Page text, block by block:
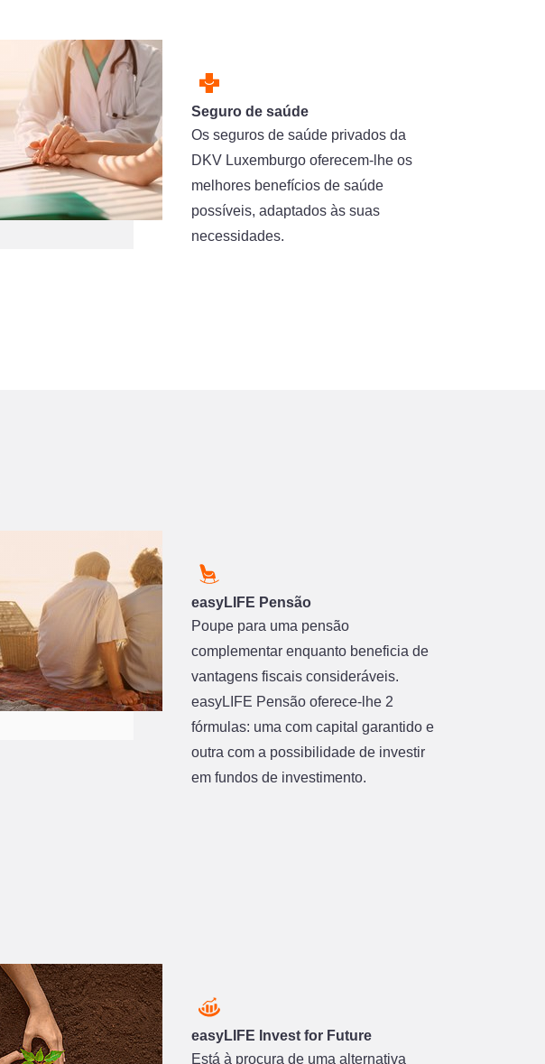
Seguro de saúde
Os seguros de saúde privados da
DKV Luxemburgo oferecem-lhe os
melhores benefícios de saúde
possíveis, adaptados às suas
necessidades.
easyLIFE Pensão
Poupe para uma pensão
complementar enquanto beneficia de
vantagens fiscais consideráveis.
easyLIFE Pensão oferece-lhe 2
fórmulas: uma com capital garantido e
outra com a possibilidade de investir
em fundos de investimento.
easyLIFE Invest for Future
Está à procura de uma alternativa